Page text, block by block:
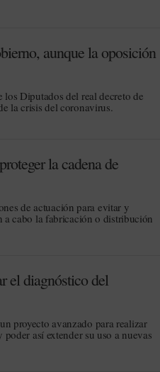
aunque la oposición
los Diputados del real decreto de
la crisis del coronavirus.
la cadena de
de actuación para evitar y
a cabo la fabricación o distribución
el diagnóstico del
proyecto avanzado para realizar
así extender su uso a nuevas